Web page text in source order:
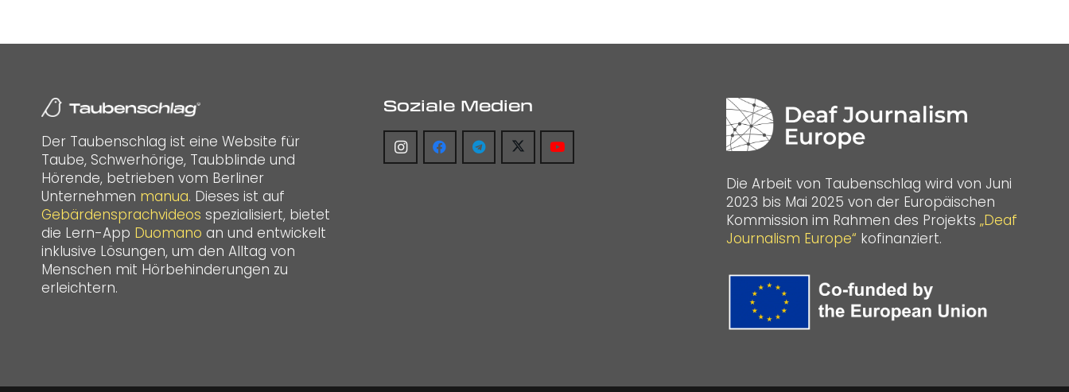
Der Taubenschlag ist eine Website für
Taube, Schwerhörige, Taubblinde und
Hörende, betrieben vom Berliner
Unternehmen manua. Dieses ist auf
Gebärdensprachvideos spezialisiert, bietet
die Lern-App Duomano an und entwickelt
inklusive Lösungen, um den Alltag von
Menschen mit Hörbehinderungen zu
erleichtern.
Soziale Medien
Die Arbeit von Taubenschlag wird von Juni
2023 bis Mai 2025 von der Europäischen
Kommission im Rahmen des Projekts „Deaf
Journalism Europe“ kofinanziert.